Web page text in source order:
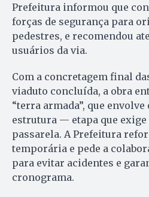
Prefeitura informou que
forças de segurança para
pedestres, e recomendou
usuários da via.
Com a concretagem final
viaduto concluída, a obra
“terra armada”, que
estrutura — etapa que exige
passarela. A Prefeitura
temporária e pede a
para evitar acidentes e
cronograma.